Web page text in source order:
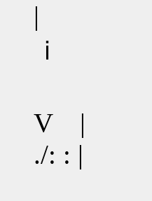
| |:
ｉ
V |
./: : |
<